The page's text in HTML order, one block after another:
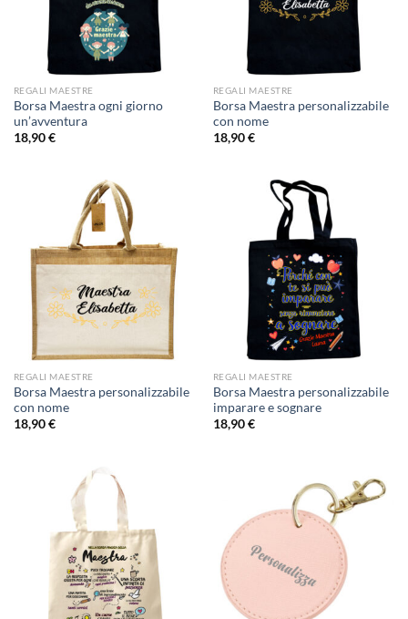
REGALI MAESTRE
Borsa Maestra ogni giorno
un’avventura
18,90€
REGALI MAESTRE
Borsa Maestra personalizzabile
con nome
18,90€
REGALI MAESTRE
Borsa Maestra personalizzabile
con nome
18,90€
REGALI MAESTRE
Borsa Maestra personalizzabile
imparare e sognare
18,90€